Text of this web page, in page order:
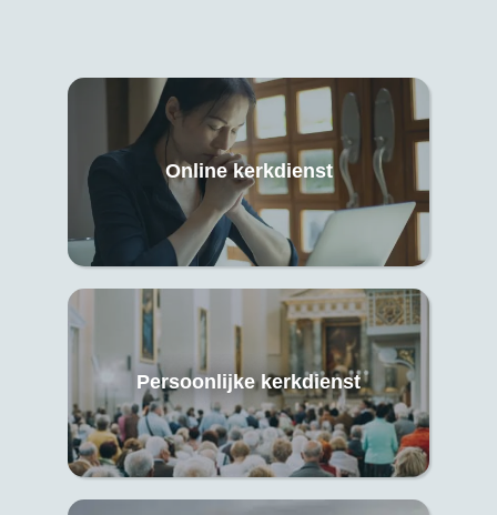
Online kerkdienst
Persoonlijke kerkdienst